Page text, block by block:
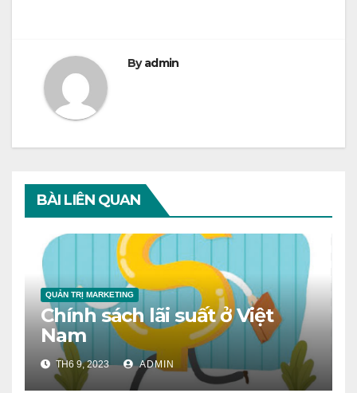
viết
Byadmin
BÀI LIÊN QUAN
QUẢN TRỊ MARKETING
Chính sách lãi suất ở Việt
Nam
TH6 9, 2023 ADMIN